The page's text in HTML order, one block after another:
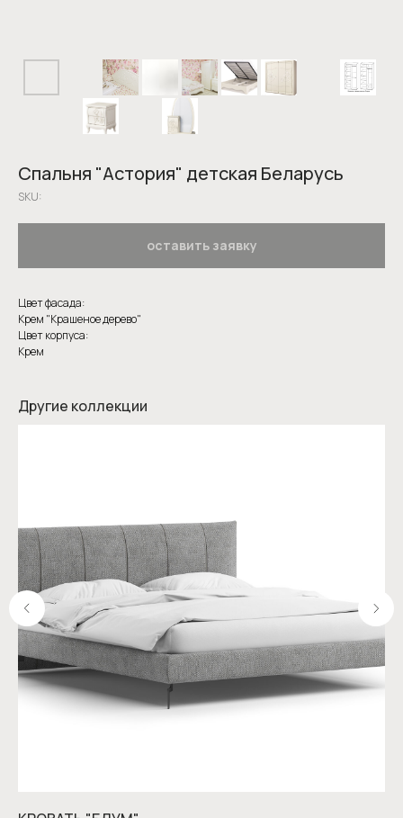
Спальня "Астория" детская Беларусь
SKU:
оставить заявку
Цвет фасада:
Крем "Крашеное дерево"
Цвет корпуса:
Крем
Другие коллекции